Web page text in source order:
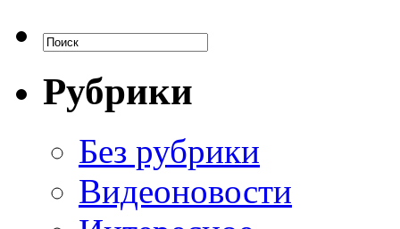
Рубрики
Без рубрики
Видеоновости